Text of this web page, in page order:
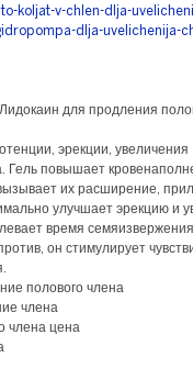
koljat-v-chlen-dlja-
dlja-uvelichenija-
для продления
эрекции, увеличения
Гель повышает
их расширение,
улучшает эрекцию и
время
он стимулирует
полового члена
члена
члена цена